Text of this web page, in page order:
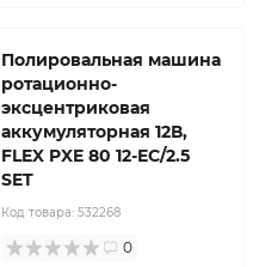
Полировальная машина
ротационно-
эксцентриковая
аккумуляторная 12В,
FLEX PXE 80 12-EC/2.5
SET
Код товара: 532268
0